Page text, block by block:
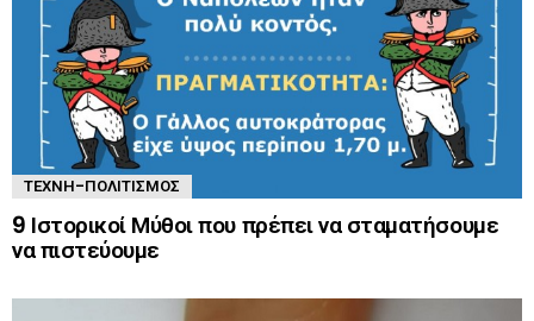
ΤΈΧΝΗ-ΠΟΛΙΤΙΣΜΌΣ
9 Ιστορικοί Μύθοι που πρέπει να σταματήσουμε
να πιστεύουμε